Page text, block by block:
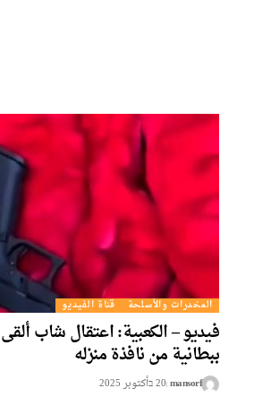
المخدرات والأسلحة قناة الفيديو
فيديو – الكعبية: اعتقال شاب
ببطانية من نافذة منزله
mansorf 20 בأكتوبر 2025